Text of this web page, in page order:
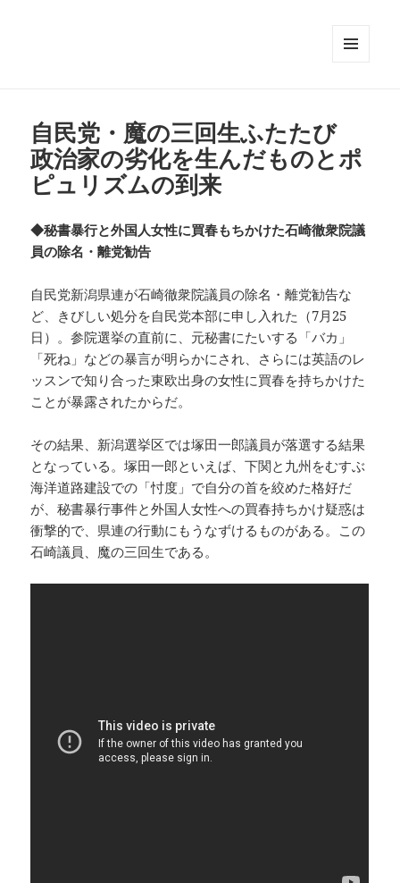
自民党・魔の三回生ふたたび
政治家の劣化を生んだものとポ
ピュリズムの到来
◆秘書暴行と外国人女性に買春もちかけた石崎徹衆院議
員の除名・離党勧告
自民党新潟県連が石崎徹衆院議員の除名・離党勧告な
ど、きびしい処分を自民党本部に申し入れた（7月25
日）。参院選挙の直前に、元秘書にたいする「バカ」
「死ね」などの暴言が明らかにされ、さらには英語のレ
ッスンで知り合った東欧出身の女性に買春を持ちかけた
ことが暴露されたからだ。
その結果、新潟選挙区では塚田一郎議員が落選する結果
となっている。塚田一郎といえば、下関と九州をむすぶ
海洋道路建設での「忖度」で自分の首を絞めた格好だ
が、秘書暴行事件と外国人女性への買春持ちかけ疑惑は
衝撃的で、県連の行動にもうなずけるものがある。この
石崎議員、魔の三回生である。